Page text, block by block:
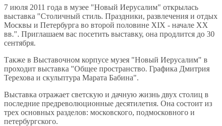
7 июля 2011 года в музее "Новый Иерусалим" открылась
выставка "Столичный стиль. Праздники, развлечения и отдых
Москвы и Петербурга во второй половине XIX - начале XX
вв.". Приглашаем вас посетить выставку, она продлится до 30
сентября.
Также в Выставочном корпусе музея "Новый Иерусалим" в
проходит выставка "Общее пространство. Графика Дмитрия
Терехова и скульптура Марата Бабина".
Выставка отражает светскую и дачную жизнь двух столиц в
последние предреволюционные десятилетия. Она состоит из
трех основных разделов: московского, подмосковного и
петербургского.